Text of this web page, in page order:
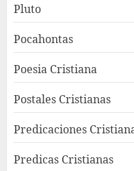
Pluto
Pocahontas
Poesia Cristiana
Postales Cristianas
Predicaciones
Predicas Cristianas